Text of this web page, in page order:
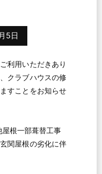
5日
利用いただきあり
クラブハウスの修
すことをお知らせ
根一部葺替工事
屋根の劣化に伴